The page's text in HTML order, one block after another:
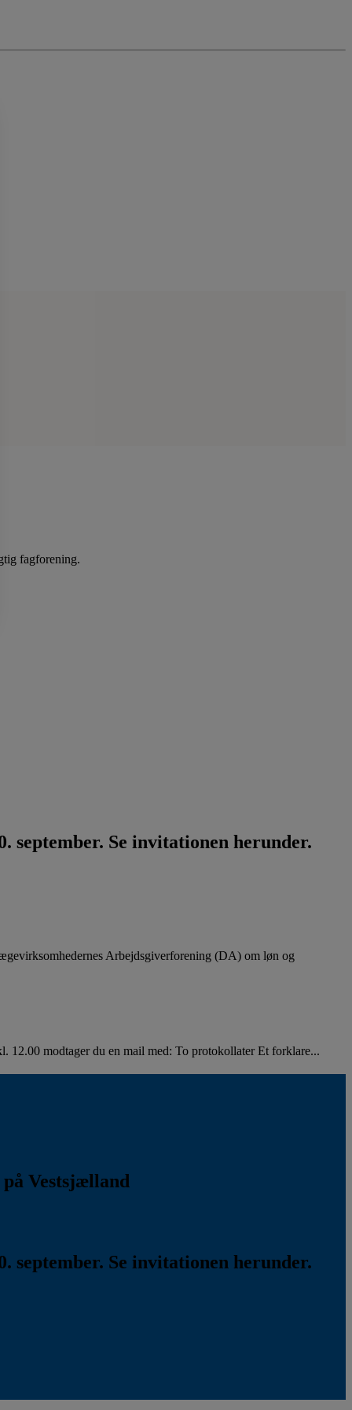
fagforening.
september. Se invitationen herunder.
Arbejdsgiverforening (DA) om løn og
12.00 modtager du en mail med: To protokollater Et forklare...
Vestsjælland
september. Se invitationen herunder.